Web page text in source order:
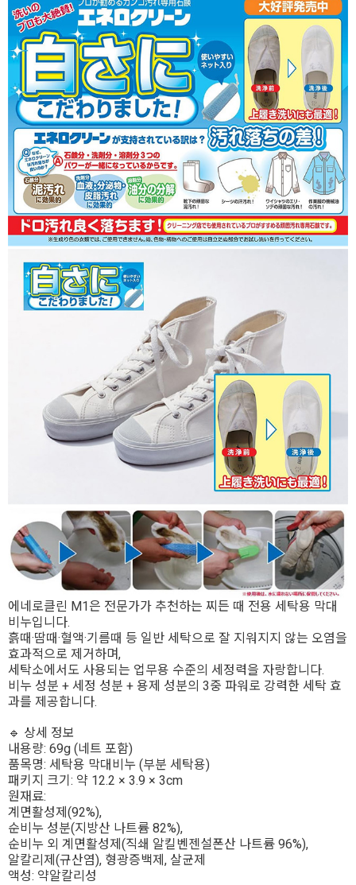
에네로클린 M1은 전문가가 추천하는 찌든 때 전용 세탁용 막대
비누입니다.
흙때·땀때·혈액·기름때 등 일반 세탁으로 잘 지워지지 않는 오염을
효과적으로 제거하며,
세탁소에서도 사용되는 업무용 수준의 세정력을 자랑합니다.
비누 성분 + 세정 성분 + 용제 성분의 3중 파워로 강력한 세탁 효
과를 제공합니다.
🔹 상세 정보
내용량: 69g (네트 포함)
품목명: 세탁용 막대비누 (부분 세탁용)
패키지 크기: 약 12.2 × 3.9 × 3cm
원재료:
계면활성제(92%),
순비누 성분(지방산 나트륨 82%),
순비누 외 계면활성제(직쇄 알킬벤젠설폰산 나트륨 96%),
알칼리제(규산염), 형광증백제, 살균제
액성: 약알칼리성